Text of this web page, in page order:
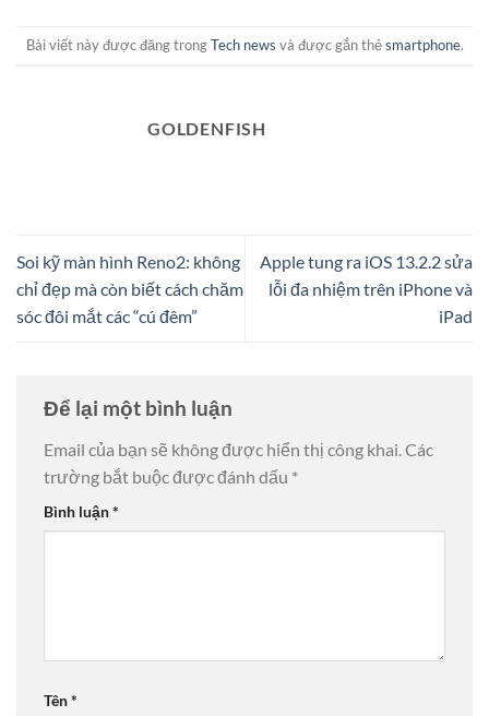
Bài viết này được đăng trongTech news và được gắn thẻsmartphone.
GOLDENFISH
Soi kỹ màn hình Reno2: không
chỉ đẹp mà còn biết cách chăm
sóc đôi mắt các “cú đêm”
Apple tung ra iOS 13.2.2 sửa
lỗi đa nhiệm trên iPhone và
iPad
Để lại một bình luận
Email của bạn sẽ không được hiển thị công khai.Các
trường bắt buộc được đánh dấu *
Bình luận*
Tên*